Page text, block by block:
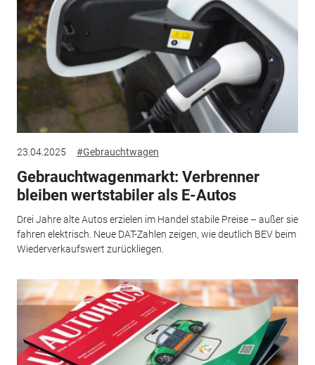
23.04.2025 #Gebrauchtwagen
Gebrauchtwagenmarkt: Verbrenner
bleiben wertstabiler als E-Autos
Drei Jahre alte Autos erzielen im Handel stabile Preise – außer sie
fahren elektrisch. Neue DAT-Zahlen zeigen, wie deutlich BEV beim
Wiederverkaufswert zurückliegen.